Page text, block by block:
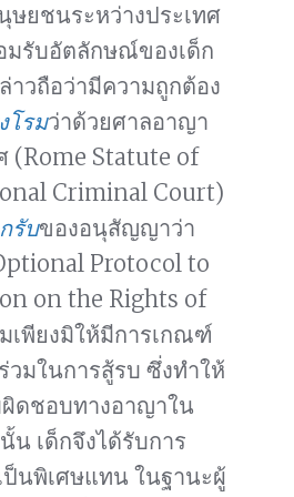
ยชนระหว่างประเทศ
มรับอัตลักษณ์ของเด็ก
วถือว่ามีความถูกต้อง
โรมว่าด้วยศาลอาญา
(Rome Statute of
Criminal Court)
รับของอนุสัญญาว่า
Protocol to
on the Rights of
เพียงมิให้มีการเกณฑ์
วมในการสู้รบ ซึ่งทำให้
ดชอบทางอาญาใน
น เด็กจึงได้รับการ
นพิเศษแทน ในฐานะผู้